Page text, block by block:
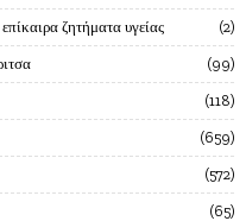
ζητήματα υγείας 2
99
118
659
572
65